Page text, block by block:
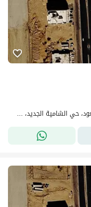
شارع الأمير عبدالله بن بندر بن عبدالعزيز آل سعود، حي الشامية الجديد، مكة